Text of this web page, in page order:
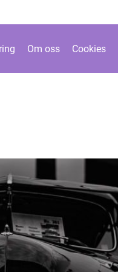
Om oss Cookies